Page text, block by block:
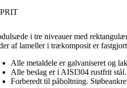
i tre niveauer med
af lameller i trækomposit er
Alle metaldele er galvaniseret og
Alle beslag er i AISI304 rustfrit stål.
Forberedt til påboltning.